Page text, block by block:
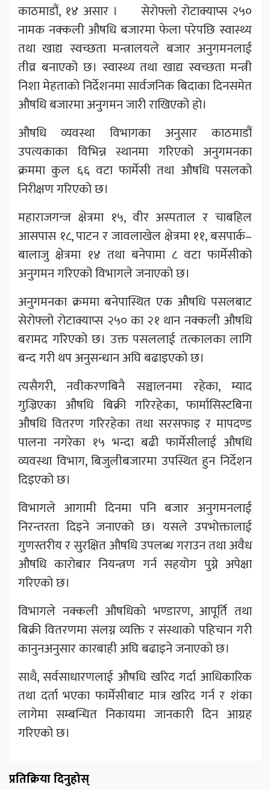
काठमाडौं, १४ असार । सेरोफ्लो रोटाक्याप्स २५०
नामक नक्कली औषधि बजारमा फेला परेपछि स्वास्थ्य
तथा खाद्य स्वच्छता मन्त्रालयले बजार अनुगमनलाई
तीव्र बनाएको छ। स्वास्थ्य तथा खाद्य स्वच्छता मन्त्री
निशा मेहताको निर्देशनमा सार्वजनिक बिदाका दिनसमेत
औषधि बजारमा अनुगमन जारी राखिएको हो।
औषधि व्यवस्था विभागका अनुसार काठमाडौं
उपत्यकाका विभिन्न स्थानमा गरिएको अनुगमनका
क्रममा कुल ६६ वटा फार्मेसी तथा औषधि पसलको
निरीक्षण गरिएको छ।
महाराजगन्ज क्षेत्रमा १५, वीर अस्पताल र चाबहिल
आसपास १८, पाटन र जावलाखेल क्षेत्रमा ११, बसपार्क–
बालाजु क्षेत्रमा १४ तथा बनेपामा ८ वटा फार्मेसीको
अनुगमन गरिएको विभागले जनाएको छ।
अनुगमनका क्रममा बनेपास्थित एक औषधि पसलबाट
सेरोफ्लो रोटाक्याप्स २५० का २१ थान नक्कली औषधि
बरामद गरिएको छ। उक्त पसललाई तत्कालका लागि
बन्द गरी थप अनुसन्धान अघि बढाइएको छ।
त्यसैगरी, नवीकरणबिनै सञ्चालनमा रहेका, म्याद
गुज्रिएका औषधि बिक्री गरिरहेका, फार्मासिस्टबिना
औषधि वितरण गरिरहेका तथा सरसफाइ र मापदण्ड
पालना नगरेका १५ भन्दा बढी फार्मेसीलाई औषधि
व्यवस्था विभाग, बिजुलीबजारमा उपस्थित हुन निर्देशन
दिइएको छ।
विभागले आगामी दिनमा पनि बजार अनुगमनलाई
निरन्तरता दिइने जनाएको छ। यसले उपभोक्तालाई
गुणस्तरीय र सुरक्षित औषधि उपलब्ध गराउन तथा अवैध
औषधि कारोबार नियन्त्रण गर्न सहयोग पुग्ने अपेक्षा
गरिएको छ।
विभागले नक्कली औषधिको भण्डारण, आपूर्ति तथा
बिक्री वितरणमा संलग्न व्यक्ति र संस्थाको पहिचान गरी
कानुनअनुसार कारबाही अघि बढाइने जनाएको छ।
साथै, सर्वसाधारणलाई औषधि खरिद गर्दा आधिकारिक
तथा दर्ता भएका फार्मेसीबाट मात्र खरिद गर्न र शंका
लागेमा सम्बन्धित निकायमा जानकारी दिन आग्रह
गरिएको छ।
प्रतिक्रिया दिनुहोस्